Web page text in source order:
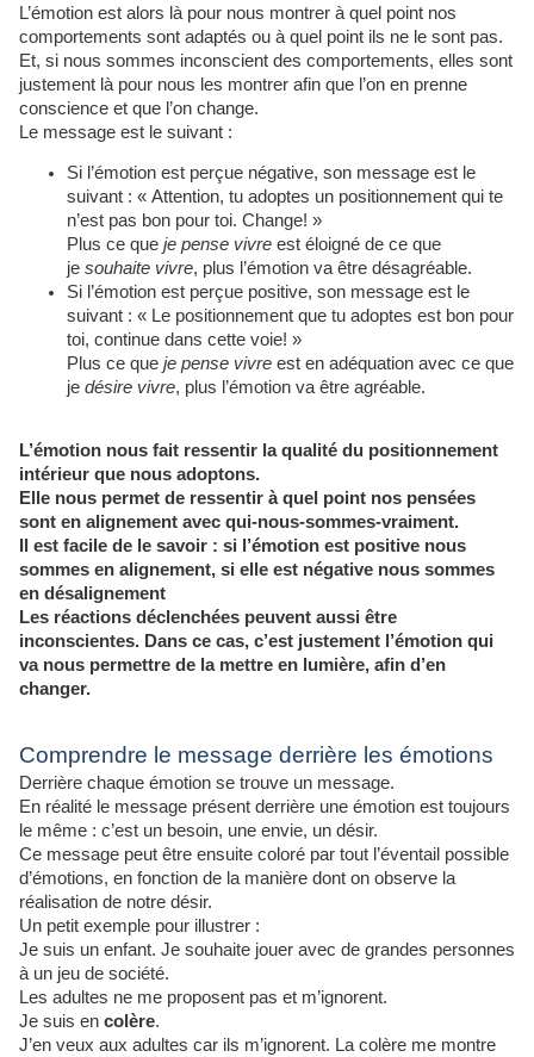
L’émotion est alors là pour nous montrer à quel point nos
comportements sont adaptés ou à quel point ils ne le sont pas.
Et, si nous sommes inconscient des comportements, elles sont
justement là pour nous les montrer afin que l’on en prenne
conscience et que l’on change.
Le message est le suivant :
Si l’émotion est perçue négative, son message est le
suivant : « Attention, tu adoptes un positionnement qui te
n’est pas bon pour toi. Change! »
Plus ce que je pense vivre est éloigné de ce que
je souhaite vivre, plus l’émotion va être désagréable.
Si l’émotion est perçue positive, son message est le
suivant : « Le positionnement que tu adoptes est bon pour
toi, continue dans cette voie! »
Plus ce que je pense vivre est en adéquation avec ce que
je désire vivre, plus l’émotion va être agréable.
L’émotion nous fait ressentir la qualité du positionnement
intérieur que nous adoptons.
Elle nous permet de ressentir à quel point nos pensées
sont en alignement avec qui-nous-sommes-vraiment.
Il est facile de le savoir : si l’émotion est positive nous
sommes en alignement, si elle est négative nous sommes
en désalignement
Les réactions déclenchées peuvent aussi être
inconscientes. Dans ce cas, c’est justement l’émotion qui
va nous permettre de la mettre en lumière, afin d’en
changer.
Comprendre le message derrière les émotions
Derrière chaque émotion se trouve un message.
En réalité le message présent derrière une émotion est toujours
le même : c’est un besoin, une envie, un désir.
Ce message peut être ensuite coloré par tout l’éventail possible
d’émotions, en fonction de la manière dont on observe la
réalisation de notre désir.
Un petit exemple pour illustrer :
Je suis un enfant. Je souhaite jouer avec de grandes personnes
à un jeu de société.
Les adultes ne me proposent pas et m’ignorent.
Je suis en colère.
J’en veux aux adultes car ils m’ignorent. La colère me montre